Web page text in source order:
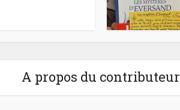
A propos du contributeur